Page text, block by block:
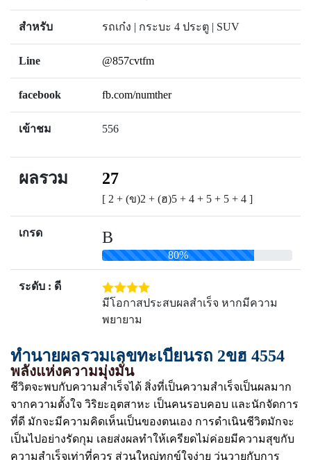
สำหรับ รถเก๋ง | กระบะ 4 ประตู | SUV
Line @857cvtfm
facebook fb.com/numther
เข้าชม 556
ผลรวม 27
[ 2 + (ข)2 + (ฮ)5 + 4 + 5 + 5 + 4 ]
เกรด B
80%
ระดับ : ดี
มีโอกาสประสบผลสำเร็จ หากมีความ
พยายาม
ทำนายผลรวมเลขทะเบียนรถ 2ขฮ 4554
พลังแห่งความมุ่งมั่น
ชีวิตจะพบกับความสำเร็จได้ สิ่งที่เป็นความสำเร็จเป็นผลมาก
จากความตั้งใจ วิริยะอุตสาหะ เป็นคนรอบคอบ และนักจัดการ
ที่ดี มักจะมีความคิดเห็นเป็นของตนเอง การดำเนินชีวิตมักจะ
เป็นไปอย่างรัดกุม เลยส่งผลทำให้เครียดไม่ค่อยมีความสุขกับ
ความสำเร็จเท่าที่ควร ส่วนใหญ่ทุกข์ใจง่าย วุ่นวายกับการ